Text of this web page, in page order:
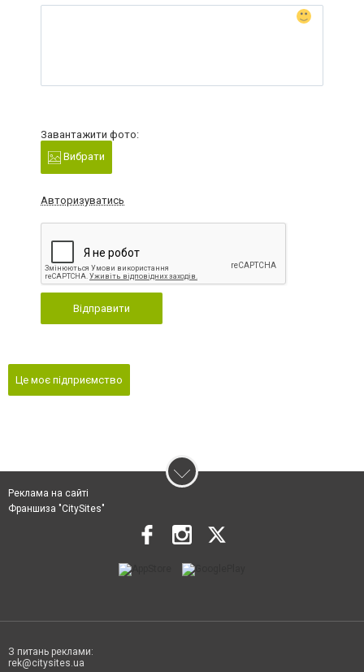
Завантажити фото:
Вибрати
Авторизуватись
Відправити
Це моє підприємство
Реклама на сайті
Франшиза "CitySites"
З питань реклами:
rek@citysites.ua